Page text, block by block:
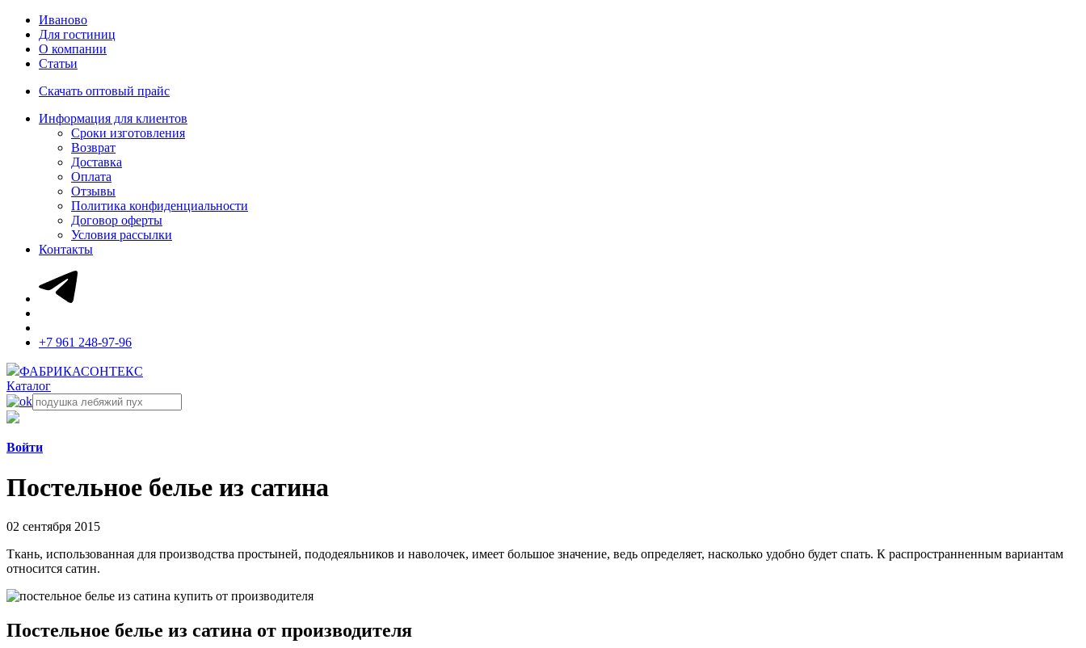
Иваново
Для гостиниц
О компании
Статьи
Скачать оптовый прайс
Информация для клиентов
Сроки изготовления
Возврат
Доставка
Оплата
Отзывы
Политика конфиденциальности
Договор оферты
Условия рассылки
Контакты
+7 961 248-97-96
ФАБРИКАСОНТЕКС
Каталог
Войти
Постельное белье из сатина
02 сентября 2015
Ткань, использованная для производства простыней, пододеяльников и наволочек, имеет большое значение, ведь определяет, насколько удобно будет спать. К распространненным вариантам
относится сатин.
Постельное белье из сатина от производителя